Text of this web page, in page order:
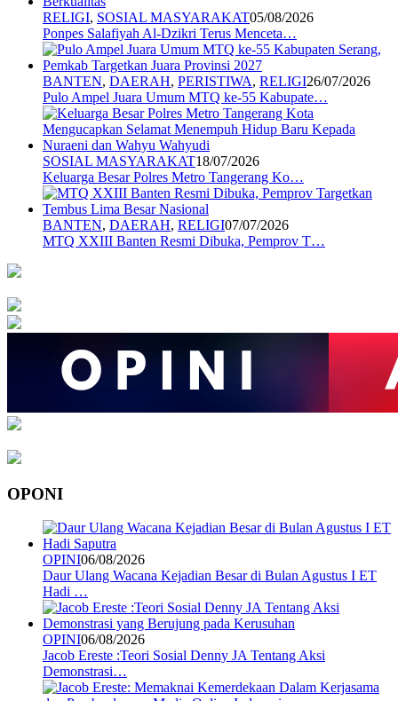
RELIGI, SOSIAL MASYARAKAT05/08/2026
Ponpes Salafiyah Al-Dzikri Terus Menceta…
BANTEN, DAERAH, PERISTIWA, RELIGI26/07/2026
Pulo Ampel Juara Umum MTQ ke-55 Kabupate…
SOSIAL MASYARAKAT18/07/2026
Keluarga Besar Polres Metro Tangerang Ko…
BANTEN, DAERAH, RELIGI07/07/2026
MTQ XXIII Banten Resmi Dibuka, Pemprov T…
OPONI
OPINI06/08/2026
Daur Ulang Wacana Kejadian Besar di Bulan Agustus I ET
Hadi …
OPINI06/08/2026
Jacob Ereste :Teori Sosial Denny JA Tentang Aksi
Demonstrasi…